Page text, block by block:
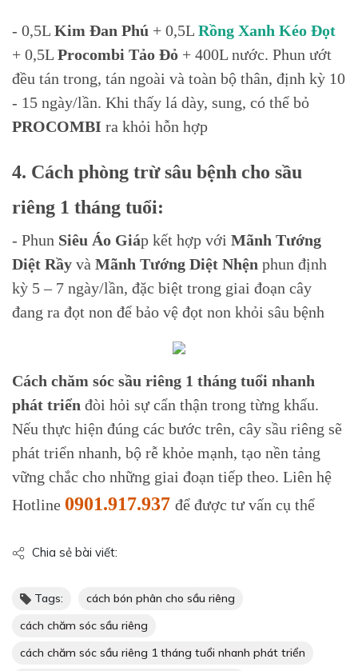
- 0,5L Kim Đan Phú + 0,5L Rồng Xanh Kéo Đọt
+ 0,5L Procombi Tảo Đỏ + 400L nước. Phun ướt
đều tán trong, tán ngoài và toàn bộ thân, định kỳ 10
- 15 ngày/lần. Khi thấy lá dày, sung, có thể bỏ
PROCOMBI ra khỏi hỗn hợp
4. Cách phòng trừ sâu bệnh cho sầu
riêng 1 tháng tuổi:
- Phun Siêu Áo Giáp kết hợp với Mãnh Tướng
Diệt Rầy và Mãnh Tướng Diệt Nhện phun định
kỳ 5 – 7 ngày/lần, đặc biệt trong giai đoạn cây
đang ra đọt non để bảo vệ đọt non khỏi sâu bệnh
Cách chăm sóc sầu riêng 1 tháng tuổi nhanh
phát triển đòi hỏi sự cẩn thận trong từng khấu.
Nếu thực hiện đúng các bước trên, cây sầu riêng sẽ
phát triển nhanh, bộ rễ khỏe mạnh, tạo nền tảng
vững chắc cho những giai đoạn tiếp theo. Liên hệ
Hotline 0901.917.937 để được tư vấn cụ thể
Chia sẻ bài viết:
Tags:
cách bón phân cho sầu riêng
cách chăm sóc sầu riêng
cách chăm sóc sầu riêng 1 tháng tuổi nhanh phát triển